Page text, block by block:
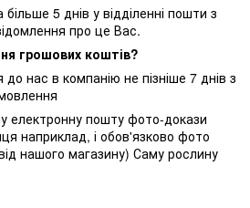
5 днів у відділенні пошти з
про це Вас.
грошових коштів?
нас в компанію не пізніше 7 днів з
електронну пошту фото-докази
наприклад, і обов'язково фото
нашого магазину) Саму рослину